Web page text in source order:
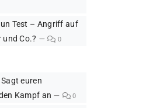
Test – Angriff auf
Co.?
0
euren
Kampf an
0